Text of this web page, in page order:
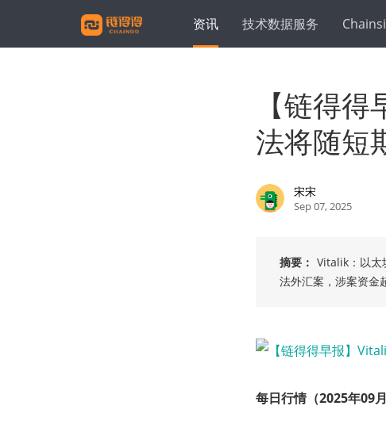
资讯 技术数据服务
【链得
法将随短
宋宋
Sep 07, 2025
摘要： Vitalik：以太
法外汇案，涉案资金
每日行情（2025年09